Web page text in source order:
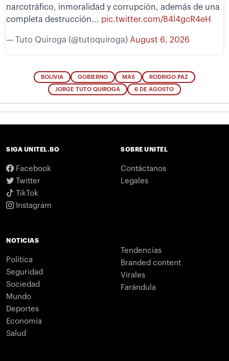
narcotráfico, inmoralidad y corrupción, además de una
completa destrucción... pic.twitter.com/84l4gcR4eH
— Tuto Quiroga (@tutoquiroga) August 6, 2026
BOLIVIA GOBIERNO MAS RODRIGO PAZ
JORGE TUTO QUIROGA 6 DE AGOSTO
SIGA UNITEL.BO
Facebook
Twitter
TikTok
Instagram
SOBRE UNITEL
Contáctanos
Legales
NOTICIAS
Política
Seguridad
Sociedad
Mundo
Deportes
Economía
Salud
Tendencias
Branded content
Virales
Farándula